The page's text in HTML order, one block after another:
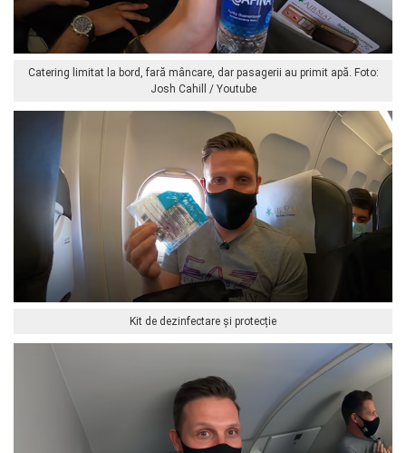
Catering limitat la bord, fară mâncare, dar pasagerii au primit apă. Foto:
Josh Cahill / Youtube
Kit de dezinfectare și protecție